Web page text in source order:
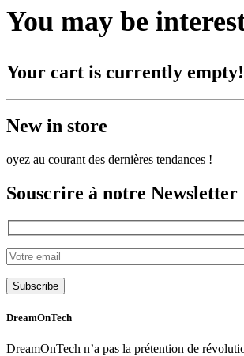
You may be
Your cart is currently empty!
New in store
oyez au courant des dernières tendances !
Souscrire à notre Newsletter
Subscribe
DreamOnTech
DreamOnTech n’a pas la prétention de